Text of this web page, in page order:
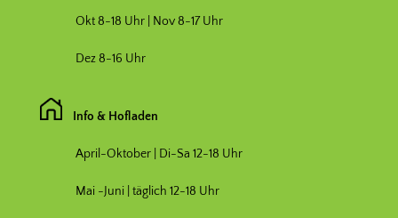
Okt 8-18 Uhr | Nov 8-17 Uhr
Dez 8-16 Uhr
Info & Hofladen
April-Oktober | Di-Sa 12-18 Uhr
Mai -Juni | täglich 12-18 Uhr